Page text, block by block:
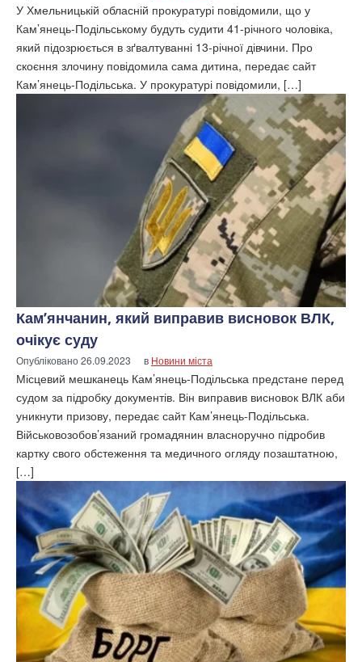
У Хмельницькій обласній прокуратурі повідомили, що у
Кам’янець-Подільському будуть судити 41-річного чоловіка,
який підозрюється в зґвалтуванні 13-річної дівчини. Про
скоєння злочину повідомила сама дитина, передає сайт
Кам’янець-Подільська. У прокуратурі повідомили, […]
Кам’янчанин, який виправив висновок ВЛК,
очікує суду
Опубліковано26.09.2023 в Новини міста
Місцевий мешканець Кам’янець-Подільська предстане перед
судом за підробку документів. Він виправив висновок ВЛК аби
уникнути призову, передає сайт Кам’янець-Подільська.
Військовозобов’язаний громадянин власноручно підробив
картку свого обстеження та медичного огляду позаштатною,
[…]